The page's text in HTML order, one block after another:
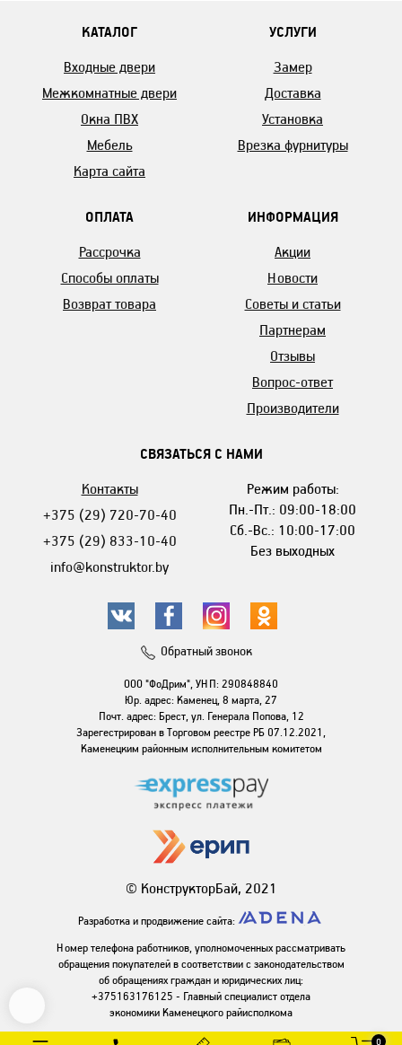
0
КАТАЛОГ
Входные двери
Межкомнатные двери
Окна ПВХ
Мебель
Карта сайта
УСЛУГИ
Замер
Доставка
Установка
Врезка фурнитуры
ОПЛАТА
Рассрочка
Способы оплаты
Возврат товара
ИНФОРМАЦИЯ
Акции
Новости
Советы и статьи
Партнерам
Отзывы
Вопрос-ответ
Производители
СВЯЗАТЬСЯ С НАМИ
Контакты
+375 (29) 720-70-40
+375 (29) 833-10-40
info@konstruktor.by
Режим работы:
Пн.-Пт.: 09:00-18:00
Сб.-Вс.: 10:00-17:00
Без выходных
Обратный звонок
ООО "ФоДрим", УНП: 290848840
Юр. адрес: Каменец, 8 марта, 27
Почт. адрес: Брест, ул. Генерала Попова, 12
Зарегестрирован в Торговом реестре РБ 07.12.2021,
Каменецким районным исполнительным комитетом
© КонструкторБай, 2021
Разработка и продвижение сайта:
Номер телефона работников, уполномоченных рассматривать
обращения покупателей в соответствии с законодательством
об обращениях граждан и юридических лиц:
+375163176125 - Главный специалист отдела
экономики Каменецкого райисполкома